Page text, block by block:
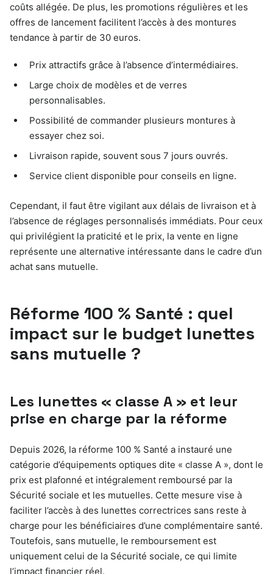
coûts allégée. De plus, les promotions régulières et les
offres de lancement facilitent l’accès à des montures
tendance à partir de 30 euros.
Prix attractifs grâce à l’absence d’intermédiaires.
Large choix de modèles et de verres
personnalisables.
Possibilité de commander plusieurs montures à
essayer chez soi.
Livraison rapide, souvent sous 7 jours ouvrés.
Service client disponible pour conseils en ligne.
Cependant, il faut être vigilant aux délais de livraison et à
l’absence de réglages personnalisés immédiats. Pour ceux
qui privilégient la praticité et le prix, la vente en ligne
représente une alternative intéressante dans le cadre d’un
achat sans mutuelle.
Réforme 100 % Santé : quel
impact sur le budget lunettes
sans mutuelle ?
Les lunettes « classe A » et leur
prise en charge par la réforme
Depuis 2026, la réforme 100 % Santé a instauré une
catégorie d’équipements optiques dite « classe A », dont le
prix est plafonné et intégralement remboursé par la
Sécurité sociale et les mutuelles. Cette mesure vise à
faciliter l’accès à des lunettes correctrices sans reste à
charge pour les bénéficiaires d’une complémentaire santé.
Toutefois, sans mutuelle, le remboursement est
uniquement celui de la Sécurité sociale, ce qui limite
l’impact financier réel.